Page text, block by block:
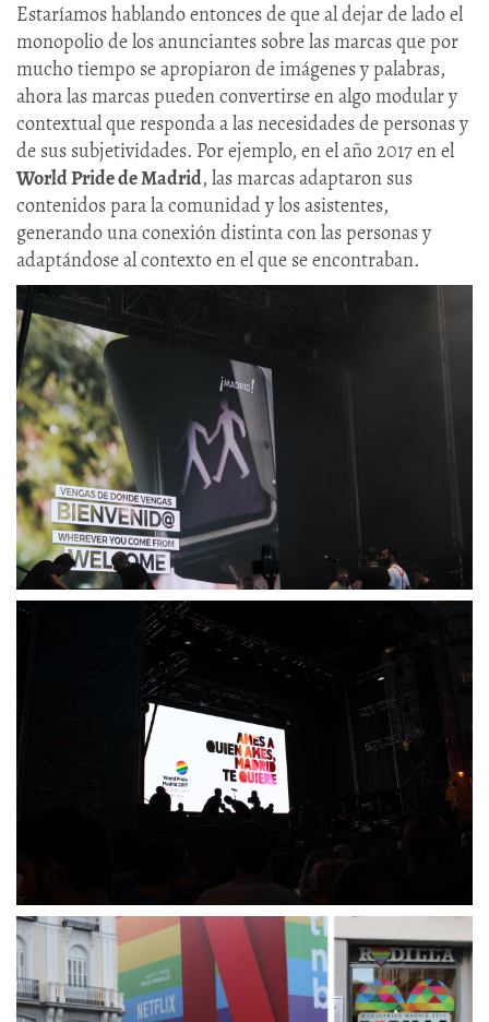
Estaríamos hablando entonces de que al dejar de lado el
monopolio de los anunciantes sobre las marcas que por
mucho tiempo se apropiaron de imágenes y palabras,
ahora las marcas pueden convertirse en algo modular y
contextual que responda a las necesidades de personas y
de sus subjetividades. Por ejemplo, en el año 2017 en el
World Pride de Madrid, las marcas adaptaron sus
contenidos para la comunidad y los asistentes,
generando una conexión distinta con las personas y
adaptándose al contexto en el que se encontraban.